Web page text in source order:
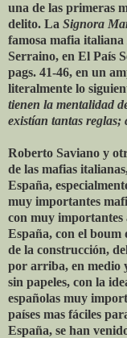
una de las primeras
delito. La Signora
famosa mafia italiana
Serraino, en El País
pags. 41-46, en un
literalmente lo
tienen la mentalidad
existían tantas reglas;
Roberto Saviano y
de las mafias
España,
muy importantes
con muy importantes
España, con el
de la construcción,
por arriba, en medio
sin papeles, con la
españolas muy
países mas fáciles
España, se han